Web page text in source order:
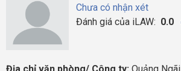
Chưa có nhận xét
Đánh giá của iLAW: 0.0